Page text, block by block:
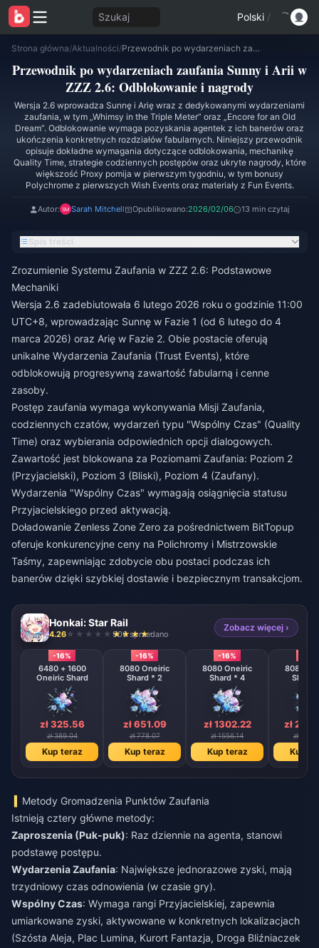
Szukaj Polski /
Strona główna/Aktualności/ Przewodnik po wydarzeniach zaufania Sunny i Arii w ZZZ 2.6: Odblokowanie i nagrody
Przewodnik po wydarzeniach zaufania Sunny i Arii w
ZZZ 2.6: Odblokowanie i nagrody
Wersja 2.6 wprowadza Sunnę i Arię wraz z dedykowanymi wydarzeniami
zaufania, w tym „Whimsy in the Triple Meter” oraz „Encore for an Old
Dream”. Odblokowanie wymaga pozyskania agentek z ich banerów oraz
ukończenia konkretnych rozdziałów fabularnych. Niniejszy przewodnik
opisuje dokładne wymagania dotyczące odblokowania, mechanikę
Quality Time, strategie codziennych postępów oraz ukryte nagrody, które
większość Proxy pomija w pierwszym tygodniu, w tym bonusy
Polychrome z pierwszych Wish Events oraz materiały z Fun Events.
Autor: Sarah Mitchell Opublikowano:2026/02/06 13 min czytaj
Spis treści
Zrozumienie Systemu Zaufania w ZZZ 2.6: Podstawowe
Mechaniki
Wersja 2.6 zadebiutowała 6 lutego 2026 roku o godzinie 11:00
UTC+8, wprowadzając Sunnę w Fazie 1 (od 6 lutego do 4
marca 2026) oraz Arię w Fazie 2. Obie postacie oferują
unikalne Wydarzenia Zaufania (Trust Events), które
odblokowują progresywną zawartość fabularną i cenne
zasoby.
Postęp zaufania wymaga wykonywania Misji Zaufania,
codziennych czatów, wydarzeń typu "Wspólny Czas" (Quality
Time) oraz wybierania odpowiednich opcji dialogowych.
Zawartość jest blokowana za Poziomami Zaufania: Poziom 2
(Przyjacielski), Poziom 3 (Bliski), Poziom 4 (Zaufany).
Wydarzenia "Wspólny Czas" wymagają osiągnięcia statusu
Przyjacielskiego przed aktywacją.
Doładowanie Zenless Zone Zero za pośrednictwem BitTopup
oferuje konkurencyjne ceny na Polichromy i Mistrzowskie
Taśmy, zapewniając zdobycie obu postaci podczas ich
banerów dzięki szybkiej dostawie i bezpiecznym transakcjom.
Honkai: Star Rail
4.26 906 sprzedano
Zobacz więcej ›
-16%
6480 + 1600
Oneiric Shard
zł 325.56
zł 389.04
Kup teraz
-16%
8080 Oneiric
Shard * 2
zł 651.09
zł 778.07
Kup teraz
-16%
8080 Oneiric
Shard * 4
zł 1302.22
zł 1556.14
Kup teraz
8080
Shard
zł
zł
Kup
Metody Gromadzenia Punktów Zaufania
Istnieją cztery główne metody:
Zaproszenia (Puk-puk): Raz dziennie na agenta, stanowi
podstawę postępu.
Wydarzenia Zaufania: Największe jednorazowe zyski, mają
trzydniowy czas odnowienia (w czasie gry).
Wspólny Czas: Wymaga rangi Przyjacielskiej, zapewnia
umiarkowane zyski, aktywowane w konkretnych lokalizacjach
(Szósta Aleja, Plac Lumina, Kurort Fantazja, Droga Bliźniaczek